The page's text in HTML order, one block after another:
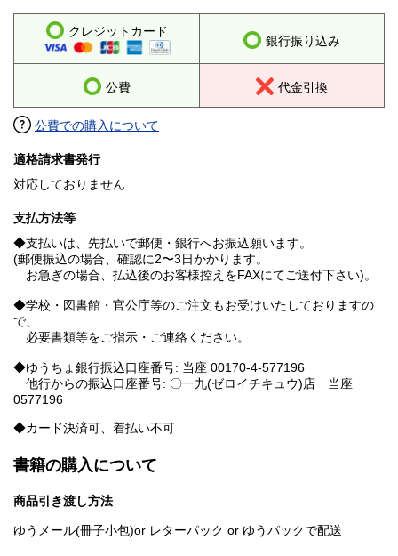
クレジットカード
銀行振り込み
公費 代金引換
公費での購入について
適格請求書発行
対応しておりません
支払方法等
◆支払いは、先払いで郵便・銀行へお振込願います。
(郵便振込の場合、確認に2〜3日かかります。
お急ぎの場合、払込後のお客様控えをFAXにてご送付下さい)。
◆学校・図書館・官公庁等のご注文もお受けいたしておりますの
で、
必要書類等をご指示・ご連絡ください。
◆ゆうちょ銀行振込口座番号: 当座 00170-4-577196
他行からの振込口座番号: 〇一九(ゼロイチキュウ)店 当座
0577196
◆カード決済可、着払い不可
書籍の購入について
商品引き渡し方法
ゆうメール(冊子小包)or レターパック or ゆうパックで配送